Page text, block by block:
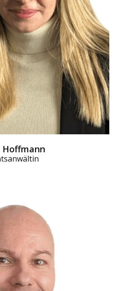
Hoffmann